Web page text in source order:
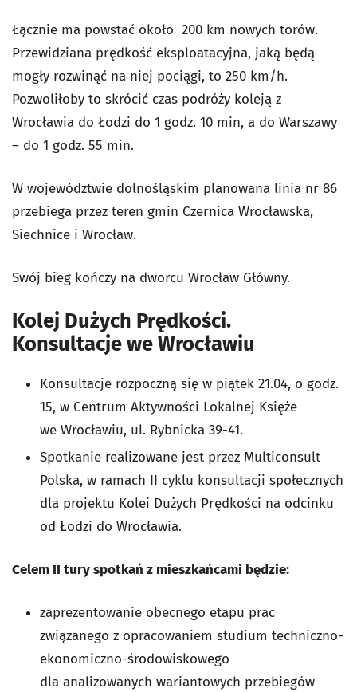
Łącznie ma powstać około 200 km nowych torów.
Przewidziana prędkość eksploatacyjna, jaką będą
mogły rozwinąć na niej pociągi, to 250 km/h.
Pozwoliłoby to skrócić czas podróży koleją z
Wrocławia do Łodzi do 1 godz. 10 min, a do Warszawy
– do 1 godz. 55 min.
W województwie dolnośląskim planowana linia nr 86
przebiega przez teren gmin Czernica Wrocławska,
Siechnice i Wrocław.
Swój bieg kończy na dworcu Wrocław Główny.
Kolej Dużych Prędkości.
Konsultacje we Wrocławiu
Konsultacje rozpoczną się w piątek 21.04, o godz.
15, w Centrum Aktywności Lokalnej Księże
we Wrocławiu, ul. Rybnicka 39-41.
Spotkanie realizowane jest przez Multiconsult
Polska, w ramach II cyklu konsultacji społecznych
dla projektu Kolei Dużych Prędkości na odcinku
od Łodzi do Wrocławia.
Celem II tury spotkań z mieszkańcami będzie:
zaprezentowanie obecnego etapu prac
związanego z opracowaniem studium techniczno-
ekonomiczno-środowiskowego
dla analizowanych wariantowych przebiegów